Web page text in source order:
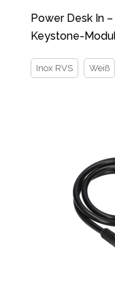
Power Desk In
Keystone-
Inox RVS Weiß